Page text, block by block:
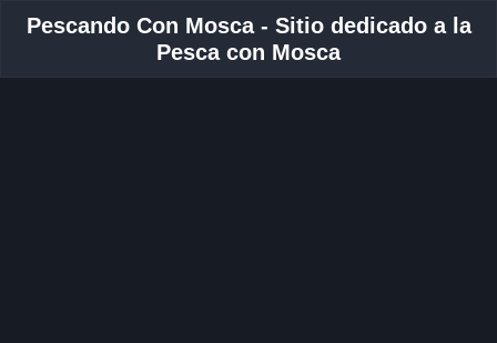
Pescando Con Mosca - Sitio dedicado a la
Pesca con Mosca